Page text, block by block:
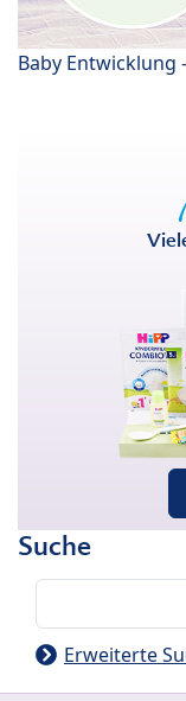
Baby
Suche
Erweiterte